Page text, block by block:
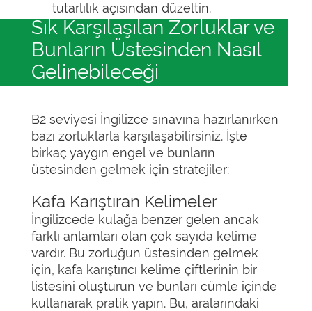
tutarlılık açısından düzeltin.
Sık Karşılaşılan Zorluklar ve
Bunların Üstesinden Nasıl
Gelinebileceği
B2 seviyesi İngilizce sınavına hazırlanırken
bazı zorluklarla karşılaşabilirsiniz. İşte
birkaç yaygın engel ve bunların
üstesinden gelmek için stratejiler:
Kafa Karıştıran Kelimeler
İngilizcede kulağa benzer gelen ancak
farklı anlamları olan çok sayıda kelime
vardır. Bu zorluğun üstesinden gelmek
için, kafa karıştırıcı kelime çiftlerinin bir
listesini oluşturun ve bunları cümle içinde
kullanarak pratik yapın. Bu, aralarındaki